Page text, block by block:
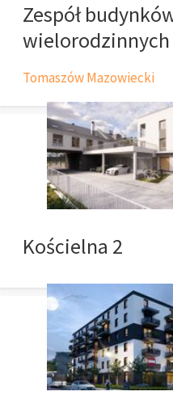
Zespół
wielorodzinnych
Tomaszów Mazowiecki
Kościelna 2